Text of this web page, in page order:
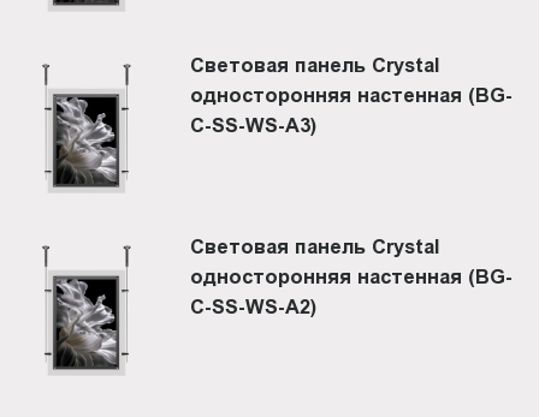
Световая панель Crystal
односторонняя настенная (BG-
C-SS-WS-A3)
Световая панель Crystal
односторонняя настенная (BG-
C-SS-WS-A2)